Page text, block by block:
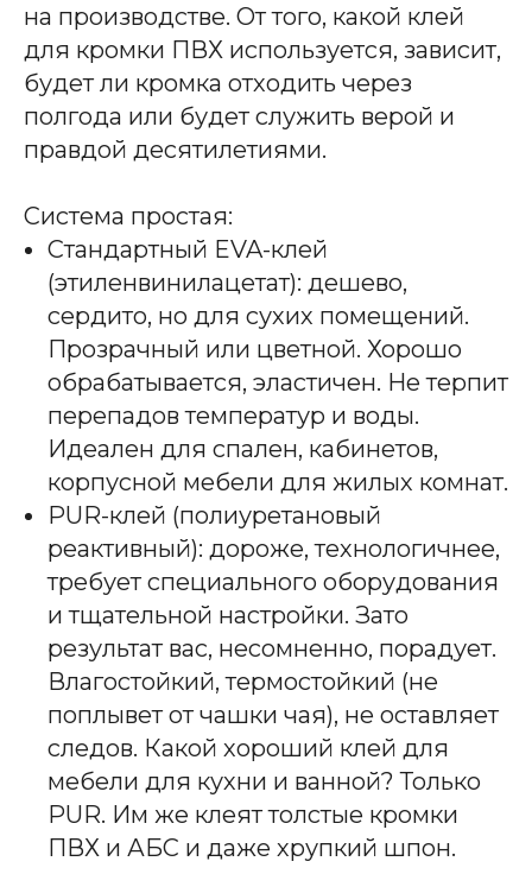
на производстве. От того, какой клей
для кромки ПВХ используется, зависит,
будет ли кромка отходить через
полгода или будет служить верой и
правдой десятилетиями.
Система простая:
Стандартный EVA-клей
(этиленвинилацетат): дешево,
сердито, но для сухих помещений.
Прозрачный или цветной. Хорошо
обрабатывается, эластичен. Не терпит
перепадов температур и воды.
Идеален для спален, кабинетов,
корпусной мебели для жилых комнат.
PUR-клей (полиуретановый
реактивный): дороже, технологичнее,
требует специального оборудования
и тщательной настройки. Зато
результат вас, несомненно, порадует.
Влагостойкий, термостойкий (не
поплывет от чашки чая), не оставляет
следов. Какой хороший клей для
мебели для кухни и ванной? Только
PUR. Им же клеят толстые кромки
ПВХ и АБС и даже хрупкий шпон.
©2012—2026 ИП Кочубей А.А. Все права
KROM - зарегистрированный товарный знак,
исключительные права принадлежат Кочубей
С условиями продажи вы можете
ознакомиться здесь
sales@krom-stanki.ru
О КОМПАНИИ
Вопросы и ответы
Документы
Блог
ПОКУПАТЕЛЯМ
Гарантия
Сервис
Доставка
Оплата